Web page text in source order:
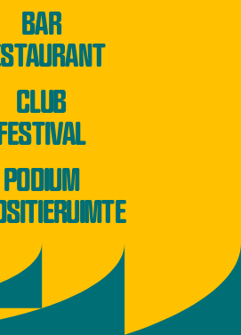
BAR
CLUB
PODIUM